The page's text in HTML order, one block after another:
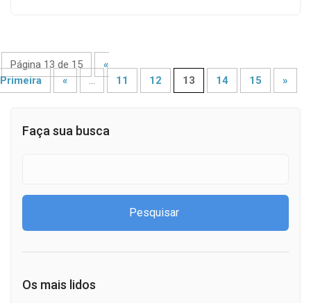
Página 13 de 15
«
Primeira
« ... 11 12 13 14 15 »
Faça sua busca
Os mais lidos